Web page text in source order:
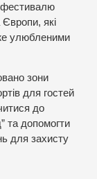
фестивалю
які
улюбленими
зони
для гостей
до
та допомогти
для захисту